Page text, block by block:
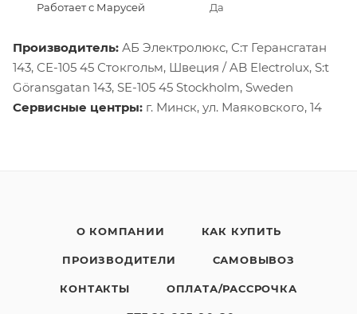
Работает с Марусей
Да
Производитель: АБ Электролюкс, С:т Герансгатан
143, СЕ-105 45 Стокгольм, Швеция / AB Electrolux, S:t
Göransgatan 143, SE-105 45 Stockholm, Sweden
Сервисные центры: г. Минск, ул. Маяковского, 14
О КОМПАНИИ КАК КУПИТЬ
ПРОИЗВОДИТЕЛИ САМОВЫВОЗ
КОНТАКТЫ ОПЛАТА/РАССРОЧКА